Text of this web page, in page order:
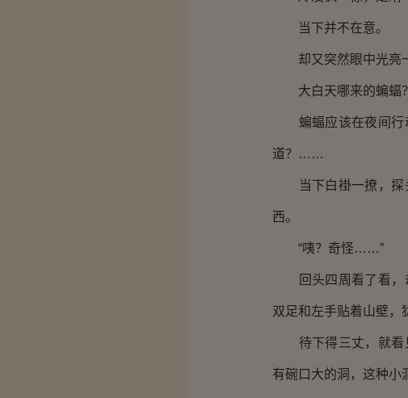
当下并不在意。
却又突然眼中光亮
大白天哪来的蝙蝠？
蝙蝠应该在夜间行动
道？……
当下白褂一撩，探
西。
“咦？奇怪……”
回头四周看了看，却
双足和左手贴着山壁，
待下得三丈，就看见
有碗口大的洞，这种小